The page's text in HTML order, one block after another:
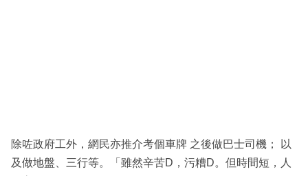
除咗政府工外，網民亦推介考個車牌 之後做巴士司機； 以
及做地盤、三行等。「雖然辛苦D，污糟D。但時間短，人